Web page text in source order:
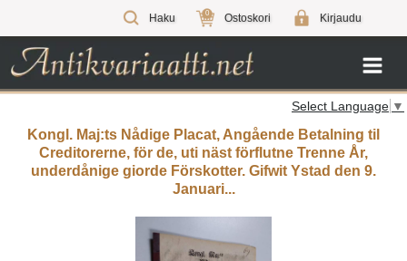
Haku 0 Ostoskori Kirjaudu
Select Language ▼
Kongl. Maj:ts Nådige Placat, Angående Betalning til
Creditorerne, för de, uti näst förflutne Trenne År,
underdånige giorde Förskotter. Gifwit Ystad den 9.
Januari...